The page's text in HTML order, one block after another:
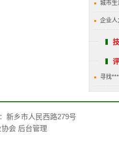
城市生
企业人
寻找
新乡市人民西路279号
会 后台管理